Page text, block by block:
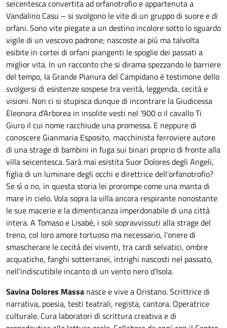
seicentesca convertita ad orfanotrofio e appartenuta a
Vandalino Casu – si svolgono le vite di un gruppo di suore e di
orfani. Sono vite piegate a un destino incolore sotto lo sguardo
vigile di un vescovo padrone; nascoste ai più ma talvolta
esibite in cortei di orfani piangenti le spoglie dei passati a
miglior vita. In un racconto che si dirama spezzando le barriere
del tempo, la Grande Pianura del Campidano è testimone dello
svolgersi di esistenze sospese tra verità, leggenda, cecità e
visioni. Non ci si stupisca dunque di incontrare la Giudicessa
Eleonora d’Arborea in insolite vesti nel ’900 o il cavallo Ti
Giuro il cui nome racchiude una promessa. E neppure di
conoscere Gianmaria Esposito, macchinista ferroviere autore
di una strage di bambini in fuga sui binari proprio di fronte alla
villa seicentesca. Sarà mai esistita Suor Dolores degli Angeli,
figlia di un luminare degli occhi e direttrice dell’orfanotrofio?
Se sì o no, in questa storia lei prorompe come una manta di
mare in cielo. Vola sopra la villa ancora respirante nonostante
le sue macerie e la dimenticanza imperdonabile di una città
intera. A Tomaso e Lisabè, i soli sopravvissuti alla strage del
treno, col loro amore tortuoso ma necessario, l’onere di
smascherare le cecità dei viventi, tra cardi selvatici, ombre
acquatiche, fanghi sotterranei, intrighi nascosti nel passato,
nell’indiscutibile incanto di un vento nero d’Isola.
Savina Dolores Massa nasce e vive a Oristano. Scrittrice di
narrativa, poesia, testi teatrali, regista, cantora. Operatrice
culturale. Cura laboratori di scrittura creativa e di